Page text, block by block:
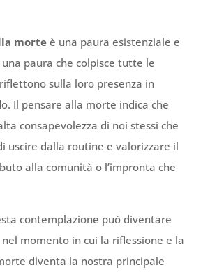
morte è una paura esistenziale e
paura che colpisce tutte le
sulla loro presenza in
Il pensare alla morte indica che
consapevolezza di noi stessi che
uscire dalla routine e valorizzare il
alla comunità o l’impronta che
contemplazione può diventare
momento in cui la riflessione e la
diventa la nostra principale